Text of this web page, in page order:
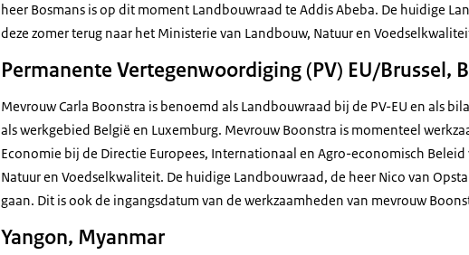
heer Bosmans is op dit moment Landbouwraad te Addis Abeba. De huidige
deze zomer terug naar het Ministerie van Landbouw, Natuur en
Permanente Vertegenwoordiging (PV) EU/Brussel,
Mevrouw Carla Boonstra is benoemd als Landbouwraad bij de PV-EU en als
als werkgebied België en Luxemburg. Mevrouw Boonstra is momenteel
Economie bij de Directie Europees, Internationaal en Agro-economisch
Natuur en Voedselkwaliteit. De huidige Landbouwraad, de heer Nico van
gaan. Dit is ook de ingangsdatum van de werkzaamheden van mevrouw
Yangon, Myanmar